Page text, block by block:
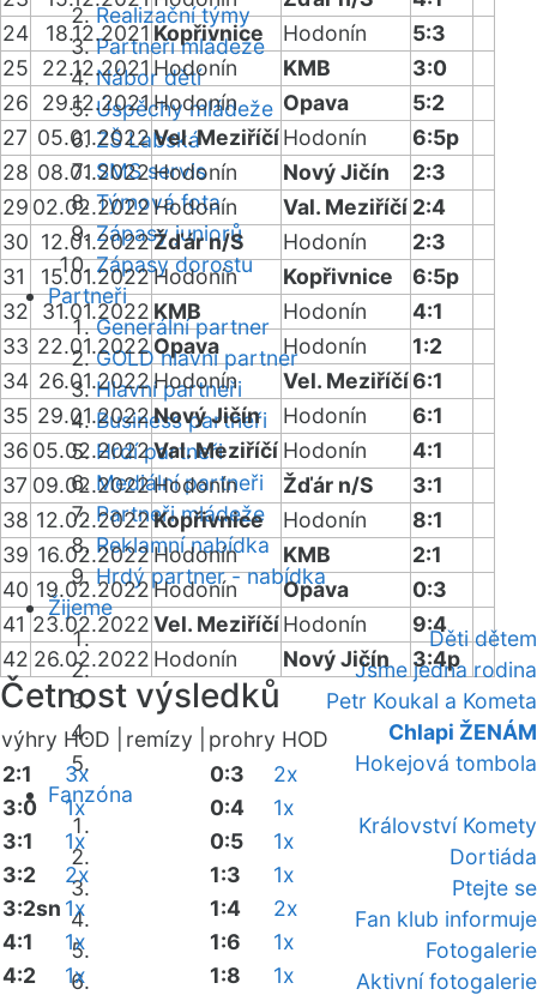
Realizační týmy
Partneři mládeže
Nábor dětí
Úspěchy mládeže
ZŠ Labská
SMS servis
Týmová fota
Zápasy juniorů
Zápasy dorostu
Partneři
Generální partner
GOLD hlavní partner
Hlavní partneři
Business partneři
Hrdí partneři
Mediální partneři
Partneři mládeže
Reklamní nabídka
Hrdý partner - nabídka
Žijeme
Děti dětem
Jsme jedna rodina
Petr Koukal a Kometa
Chlapi ŽENÁM
Hokejová tombola
Fanzóna
Království Komety
Dortiáda
Ptejte se
Fan klub informuje
Fotogalerie
Aktivní fotogalerie
24
18.12.2021 Kopřivnice Hodonín
5:3
25
22.12.2021 Hodonín KMB
3:0
26
29.12.2021Hodonín Opava
5:2
27 05.01.2022Vel. MeziříčíHodonín
6:5p
28 08.01.2022Hodonín Nový Jičín
2:3
29 02.02.2022Hodonín Val. Meziříčí 2:4
30 12.01.2022Žďár n/S Hodonín
2:3
31
15.01.2022Hodonín Kopřivnice
6:5p
32
31.01.2022 KMB Hodonín
4:1
33 22.01.2022Opava Hodonín
1:2
34 26.01.2022Hodonín Vel. Meziříčí6:1
35 29.01.2022Nový Jičín Hodonín
6:1
36 05.02.2022Val. Meziříčí Hodonín
4:1
37 09.02.2022Hodonín Žďár n/S
3:1
38 12.02.2022Kopřivnice Hodonín
8:1
39 16.02.2022 Hodonín KMB
2:1
40 19.02.2022Hodonín Opava
0:3
41 23.02.2022Vel. MeziříčíHodonín
9:4
42 26.02.2022 Hodonín Nový Jičín 3:4p
Četnost výsledků
výhry HOD | remízy |
prohry HOD
2:1
3x
3:0
1x
3:1
1x
3:2
2x
3:2sn 1x
4:1
1x
4:2
1x
0:3
2x
0:4
1x
0:5
1x
1:3
1x
1:4
2x
1:6
1x
1:8
1x